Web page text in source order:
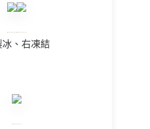
冰、右凍結